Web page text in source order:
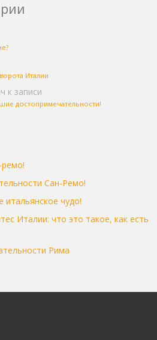
Италии
к записи
достопримечательности!
Сан-Ремо!
чудо!
Италии: что это такое, как есть
Рима